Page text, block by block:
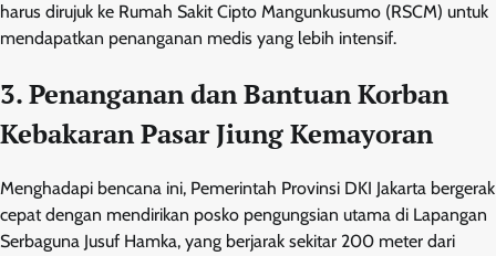
harus dirujuk ke Rumah Sakit Cipto Mangunkusumo (RSCM) untuk
mendapatkan penanganan medis yang lebih intensif.
3. Penanganan dan Bantuan Korban
Kebakaran Pasar Jiung Kemayoran
Menghadapi bencana ini, Pemerintah Provinsi DKI Jakarta bergerak
cepat dengan mendirikan posko pengungsian utama di Lapangan
Serbaguna Jusuf Hamka, yang berjarak sekitar 200 meter dari